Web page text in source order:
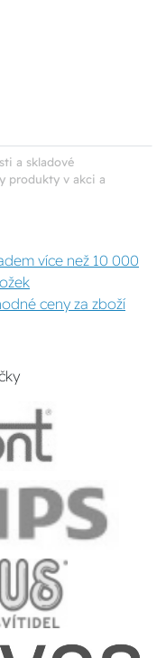
a skladové
produkty v akci a
více než 10 000
ceny za zboží